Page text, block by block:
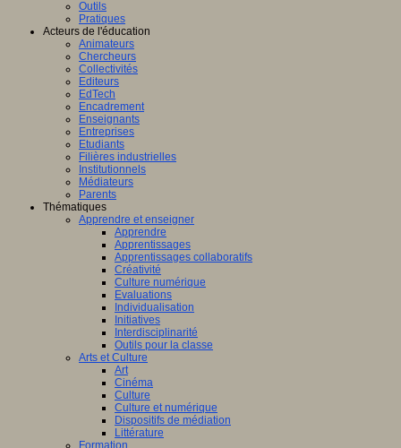
Outils
Pratiques
Acteurs de l'éducation
Animateurs
Chercheurs
Collectivités
Editeurs
EdTech
Encadrement
Enseignants
Entreprises
Etudiants
Filières industrielles
Institutionnels
Médiateurs
Parents
Thématiques
Apprendre et enseigner
Apprendre
Apprentissages
Apprentissages collaboratifs
Créativité
Culture numérique
Evaluations
Individualisation
Initiatives
Interdisciplinarité
Outils pour la classe
Arts et Culture
Art
Cinéma
Culture
Culture et numérique
Dispositifs de médiation
Littérature
Formation